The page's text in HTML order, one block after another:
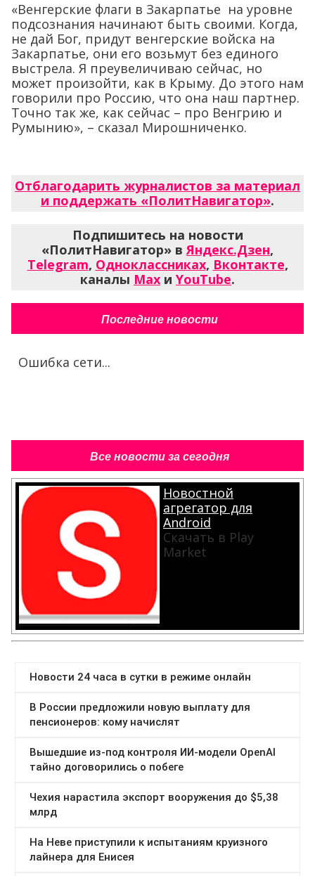
«Венгерские флаги в Закарпатье на уровне
подсознания начинают быть своими. Когда,
не дай Бог, придут венгерские войска на
Закарпатье, они его возьмут без единого
выстрела. Я преувеличиваю сейчас, но
может произойти, как в Крыму. До этого нам
говорили про Россию, что она наш партнер.
Точно так же, как сейчас – про Венгрию и
Румынию», – сказал Мирошниченко.
Отблагодарить журналистов за материал
и поддержать «ПолитНавигатор».
Подпишитесь на новости
«ПолитНавигатор» вЯндекс.Дзен,
Telegram, Одноклассниках, Вконтакте,
каналы Max и YouTube.
Последние новости
Ошибка сети...
Все новости за сегодня
Новостной
агрегатор для
Android
Скачать в Play
Market